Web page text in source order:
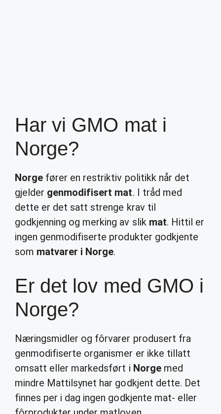
Har vi GMO mat i
Norge?
Norge fører en restriktiv politikk når det
gjelder genmodifisert mat. I tråd med
dette er det satt strenge krav til
godkjenning og merking av slik mat. Hittil er
ingen genmodifiserte produkter godkjente
som matvarer i Norge.
Er det lov med GMO i
Norge?
Næringsmidler og fôrvarer produsert fra
genmodifiserte organismer er ikke tillatt
omsatt eller markedsført i Norgemed
mindre Mattilsynet har godkjent dette. Det
finnes per i dag ingen godkjente mat- eller